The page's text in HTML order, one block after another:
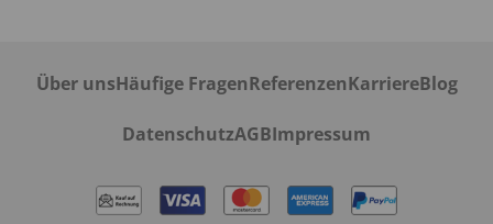
Über unsHäufige FragenReferenzenKarriereBlog
DatenschutzAGBImpressum